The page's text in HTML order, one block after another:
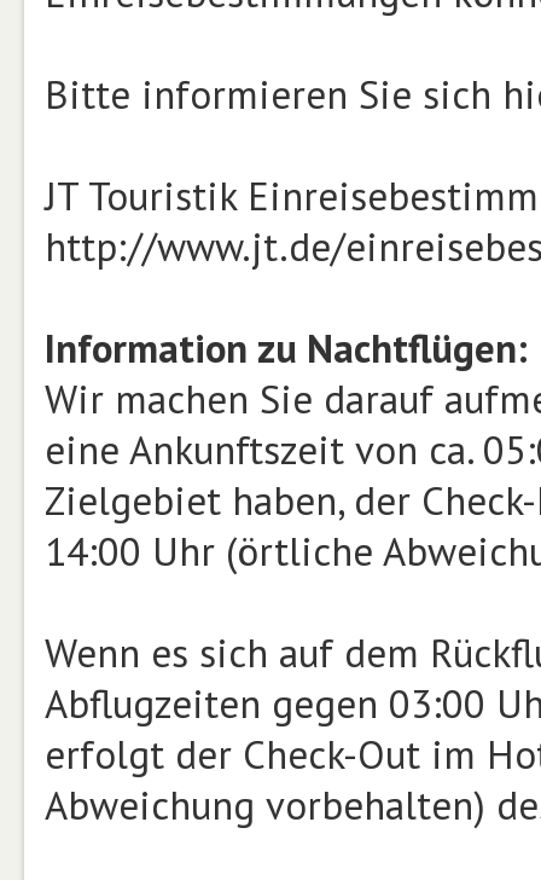
Bitte informieren Sie sich
JT Touristik
http://www.jt.de/
Information zu Nachtflügen:
Wir machen Sie darauf
eine Ankunftszeit von ca.
Zielgebiet haben, der
14:00 Uhr (örtliche
Wenn es sich auf dem
Abflugzeiten gegen 03:00
erfolgt der Check-Out im
Abweichung vorbehalten)